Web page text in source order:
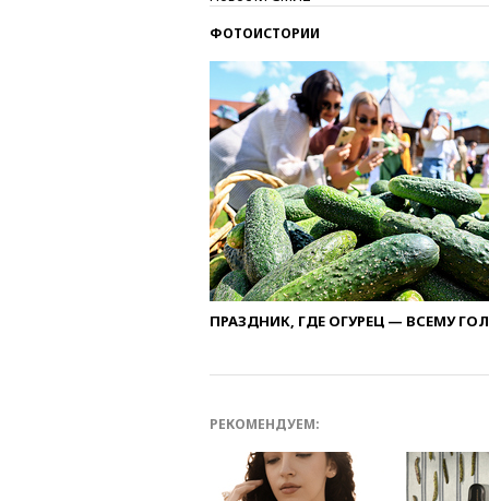
ФОТОИСТОРИИ
ПРАЗДНИК, ГДЕ ОГУРЕЦ — ВСЕМУ
РЕКОМЕНДУЕМ: